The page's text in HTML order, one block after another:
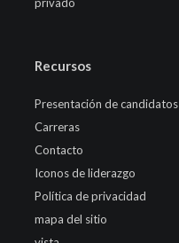
Recursos
Presentación de candidatos
Carreras
Contacto
Iconos de liderazgo
Política de privacidad
mapa del sitio